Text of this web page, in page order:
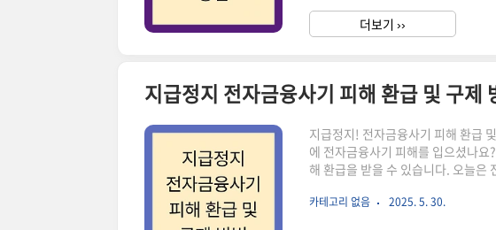
중인 경우지급정지 전 압류, 가압류,
른 체납절차가 개시된 경우지급정
더보기 ››
지급정지 전자금융사기 피해 환급 및 구제
지급정지! 전자금융사기 피해 환급
에 전자금융사기 피해를 입으셨나
해 환급을 받을 수 있습니다. 오늘은
다!지급정지란 무엇일까요?지급정
카테고리 없음 2025. 5. 30.